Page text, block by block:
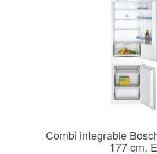
Combi integrable
177 cm, E